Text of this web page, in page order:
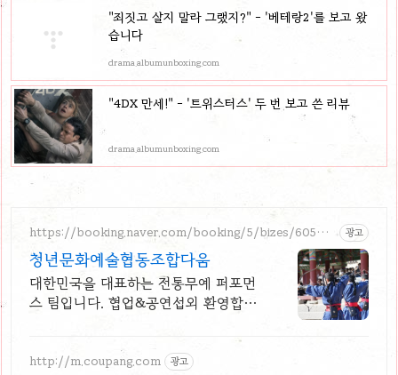
"죄짓고 살지 말라 그랬지?" - '베테랑2'를 보고 왔
습니다
drama.albumunboxing.com
"4DX 만세!" - '트위스터스' 두 번 보고 쓴 리뷰
drama.albumunboxing.com
https://booking.naver.com/booking/5/bizes/60581
광고
청년문화예술협동조합다움
대한민국을 대표하는 전통무예 퍼포먼
스 팀입니다. 협업&공연섭외 환영합니
http://m.coupang.com 광고